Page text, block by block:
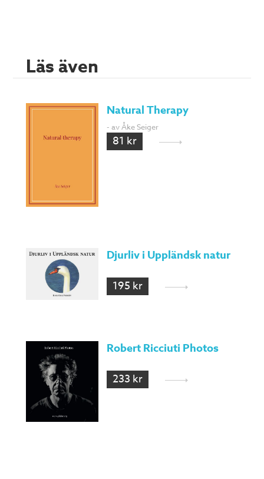
Läs även
Natural Therapy
- av Åke Seiger
81 kr
Djurliv i Uppländsk natur
195 kr
Robert Ricciuti Photos
233 kr